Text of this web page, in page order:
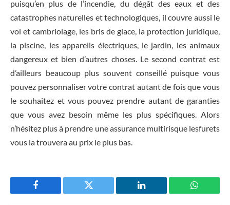
puisqu’en plus de l’incendie, du dégât des eaux et des
catastrophes naturelles et technologiques, il couvre aussi le
vol et cambriolage, les bris de glace, la protection juridique,
la piscine, les appareils électriques, le jardin, les animaux
dangereux et bien d’autres choses. Le second contrat est
d’ailleurs beaucoup plus souvent conseillé puisque vous
pouvez personnaliser votre contrat autant de fois que vous
le souhaitez et vous pouvez prendre autant de garanties
que vous avez besoin même les plus spécifiques. Alors
n’hésitez plus à prendre une assurance multirisque lesfurets
vous la trouvera au prix le plus bas.
Facebook Twitter LinkedIn